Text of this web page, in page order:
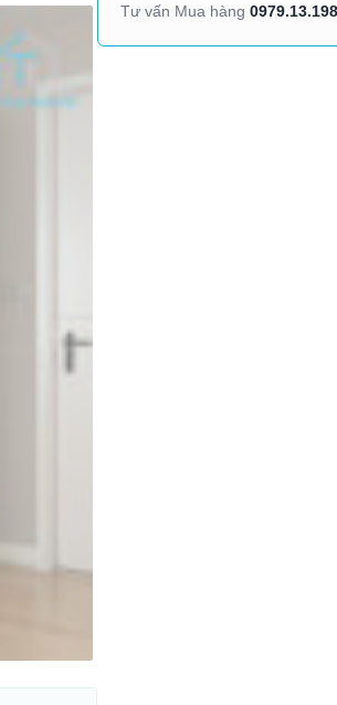
Tư vấn Mua hàng